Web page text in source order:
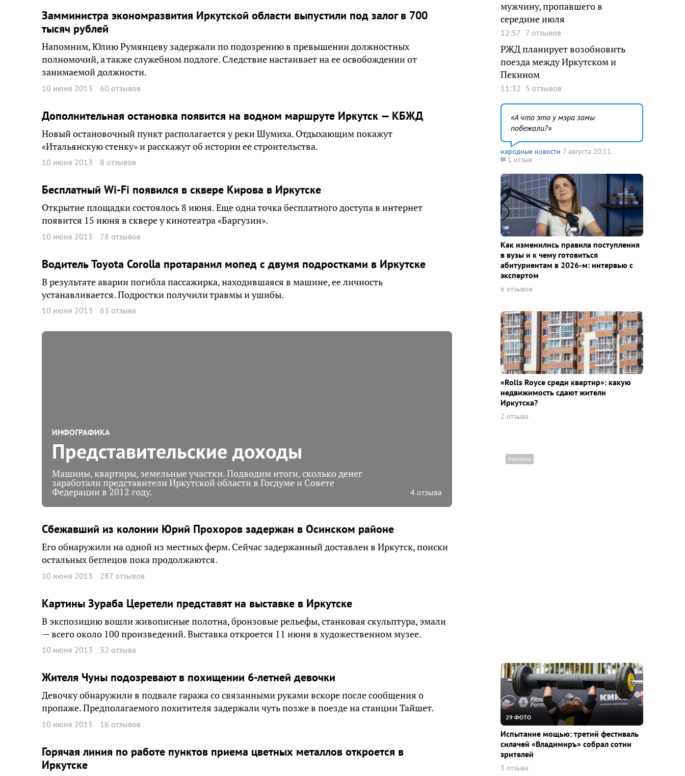
Замминистра экономразвития Иркутской области выпустили под залог в 700
тысяч рублей
Напомним, Юлию Румянцеву задержали по подозрению в превышении должностных
полномочий, а также служебном подлоге. Следствие настаивает на ее освобождении от
занимаемой должности.
10 июня 2013 60 отзывов
Дополнительная остановка появится на водном маршруте Иркутск — КБЖД
Новый остановочный пункт располагается у реки Шумиха. Отдыхающим покажут
«Итальянскую стенку» и расскажут об истории ее строительства.
10 июня 2013 8 отзывов
Бесплатный Wi-Fi появился в сквере Кирова в Иркутске
Открытие площадки состоялось 8 июня. Еще одна точка бесплатного доступа в интернет
появится 15 июня в сквере у кинотеатра «Баргузин».
10 июня 2013 78 отзывов
Водитель Toyota Corolla протаранил мопед с двумя подростками в Иркутске
В результате аварии погибла пассажирка, находившаяся в машине, ее личность
устанавливается. Подростки получили травмы и ушибы.
10 июня 2013 63 отзыва
ИНФОГРАФИКА
Представительские доходы
Машины, квартиры, земельные участки. Подводим итоги, сколько денег
заработали представители Иркутской области в Госдуме и Совете
Федерации в 2012 году. 4 отзыва
Сбежавший из колонии Юрий Прохоров задержан в Осинском районе
Его обнаружили на одной из местных ферм. Сейчас задержанный доставлен в Иркутск, поиски
остальных беглецов пока продолжаются.
10 июня 2013 287 отзывов
Картины Зураба Церетели представят на выставке в Иркутске
В экспозицию вошли живописные полотна, бронзовые рельефы, станковая скульптура, эмали
— всего около 100 произведений. Выставка откроется 11 июня в художественном музее.
10 июня 2013 32 отзыва
Жителя Чуны подозревают в похищении 6-летней девочки
Девочку обнаружили в подвале гаража со связанными руками вскоре после сообщения о
пропаже. Предполагаемого похитителя задержали чуть позже в поезде на станции Тайшет.
10 июня 2013 16 отзывов
Горячая линия по работе пунктов приема цветных металлов откроется в
Иркутске
мужчину, пропавшего в
середине июля
12:57 7 отзывов
РЖД планирует возобновить
поезда между Иркутском и
Пекином
11:32 5 отзывов
А что это у мэра замы
побежали?
народные новости 7 августа 20:11
1 отзыв
Как изменились правила поступления
в вузы и к чему готовиться
абитуриентам в 2026-м: интервью с
экспертом
6 отзывов
«Rolls Royce среди квaртир»: какую
недвижимость сдают жители
Иркутска?
2 отзыва
29 ФОТО
Испытание мощью: третий фестиваль
силачей «Владимиръ» собрал сотни
зрителей
3 отзыва